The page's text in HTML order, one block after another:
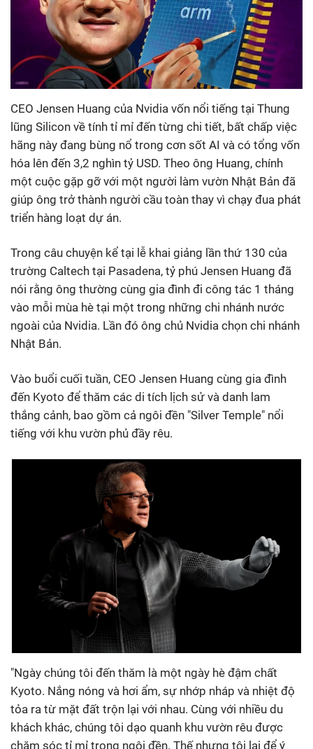
CEO Jensen Huang của Nvidia vốn nổi tiếng tại Thung
lũng Silicon về tính tỉ mỉ đến từng chi tiết, bất chấp việc
hãng này đang bùng nổ trong cơn sốt AI và có tổng vốn
hóa lên đến 3,2 nghìn tỷ USD. Theo ông Huang, chính
một cuộc gặp gỡ với một người làm vườn Nhật Bản đã
giúp ông trở thành người cầu toàn thay vì chạy đua phát
triển hàng loạt dự án.
Trong câu chuyện kể tại lễ khai giảng lần thứ 130 của
trường Caltech tại Pasadena, tỷ phú Jensen Huang đã
nói rằng ông thường cùng gia đình đi công tác 1 tháng
vào mỗi mùa hè tại một trong những chi nhánh nước
ngoài của Nvidia. Lần đó ông chủ Nvidia chọn chi nhánh
Nhật Bản.
Vào buổi cuối tuần, CEO Jensen Huang cùng gia đình
đến Kyoto để thăm các di tích lịch sử và danh lam
thắng cảnh, bao gồm cả ngôi đền "Silver Temple" nổi
tiếng với khu vườn phủ đầy rêu.
"Ngày chúng tôi đến thăm là một ngày hè đậm chất
Kyoto. Nắng nóng và hơi ẩm, sự nhớp nháp và nhiệt độ
tỏa ra từ mặt đất trộn lại với nhau. Cùng với nhiều du
khách khác, chúng tôi dạo quanh khu vườn rêu được
chăm sóc tỉ mỉ trong ngôi đền. Thế nhưng tôi lại để ý